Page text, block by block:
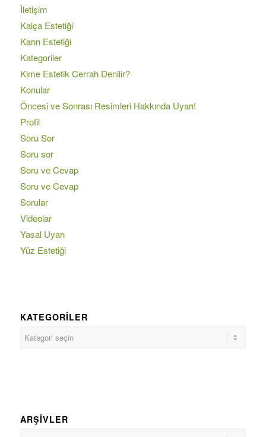
İletişim
Kalça Estetiği
Karın Estetiği
Kategoriler
Kime Estetik Cerrah Denilir?
Konular
Öncesi ve Sonrası Resimleri Hakkında Uyarı!
Profil
Soru Sor
Soru sor
Soru ve Cevap
Soru ve Cevap
Sorular
Videolar
Yasal Uyarı
Yüz Estetiği
KATEGORILER
ARŞIVLER